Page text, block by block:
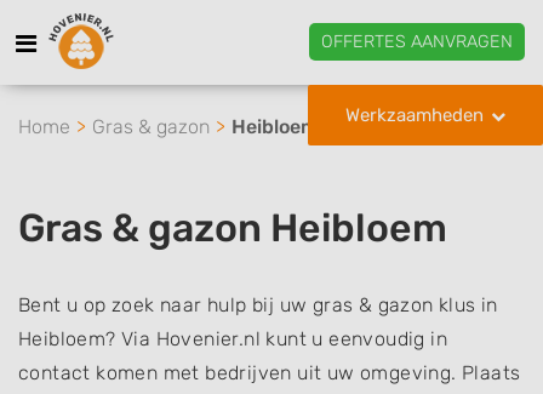
OFFERTES AANVRAGEN
Werkzaamheden
Home Gras & gazon Heibloem
Gras & gazon Heibloem
Bent u op zoek naar hulp bij uw gras & gazon klus in
Heibloem? Via Hovenier.nl kunt u eenvoudig in
contact komen met bedrijven uit uw omgeving. Plaats